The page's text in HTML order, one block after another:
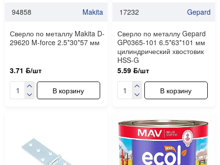
94858 Makita
Сверло по металлу Makita D-
29620 M-force 2.5*30*57 мм
3.71 ƃ/шт
В корзину
17232 Gepard
Сверло по металлу Gepard
GP0365-101 6.5*63*101 мм
цилиндрический хвостовик
HSS-G
5.59 ƃ/шт
В корзину